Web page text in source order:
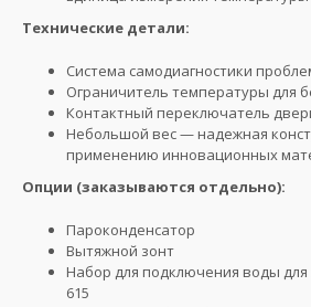
Технические детали:
Система самодиагностики
Ограничитель температуры для
Контактный переключатель
Небольшой вес — надежная
применению инновационных
Опции (заказываются отдельно):
Пароконденсатор
Вытяжной зонт
Набор для подключения воды для
615